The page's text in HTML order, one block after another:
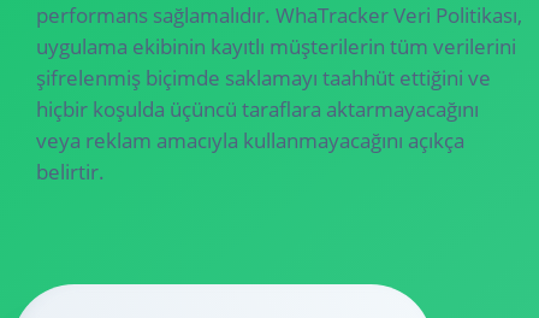
performans sağlamalıdır. WhaTracker Veri Politikası,
uygulama ekibinin kayıtlı müşterilerin tüm verilerini
şifrelenmiş biçimde saklamayı taahhüt ettiğini ve
hiçbir koşulda üçüncü taraflara aktarmayacağını
veya reklam amacıyla kullanmayacağını açıkça
belirtir.